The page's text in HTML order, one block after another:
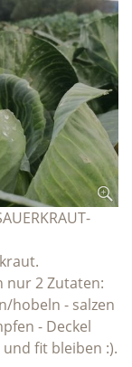
nur 2 Zutaten:
hobeln - salzen
- Deckel
fit bleiben :).